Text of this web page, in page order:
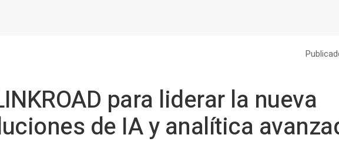
para liderar la nueva
de IA y analítica